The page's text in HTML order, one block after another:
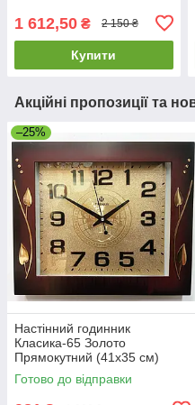
1 612,50 ₴ 2 150 ₴
Купити
Акційні пропозиції та
–25%
Настінний годинник
Класика-65 Золото
Прямокутний (41х35 cм)
Готово до відправки